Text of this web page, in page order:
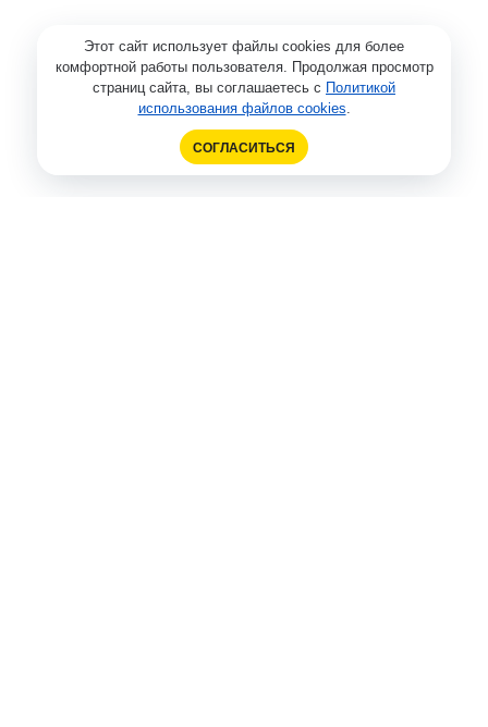
Этот сайт использует файлы cookies для более
комфортной работы пользователя. Продолжая просмотр
страниц сайта, вы соглашаетесь с Политикой
использования файлов cookies.
СОГЛАСИТЬСЯ